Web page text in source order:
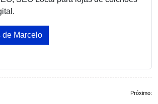
de Marcelo
Próximo: